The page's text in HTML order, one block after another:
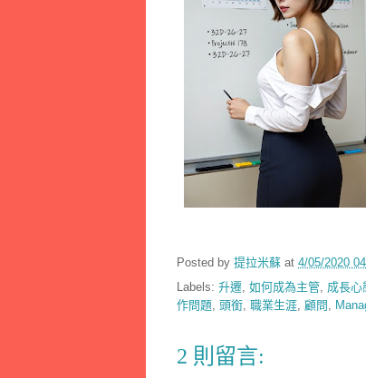
Posted by 提拉米蘇 at 4/05/2020
Labels: 升遷 如何成為主管 成長心
作問題 頭銜 職業生涯 顧問
2 則留言: